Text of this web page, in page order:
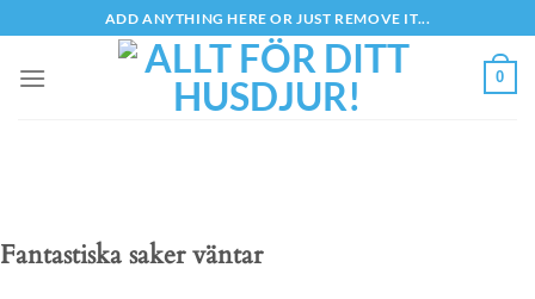
to
content
ADD ANYTHING HERE OR JUST REMOVE IT...
0
Fantastiska saker väntar